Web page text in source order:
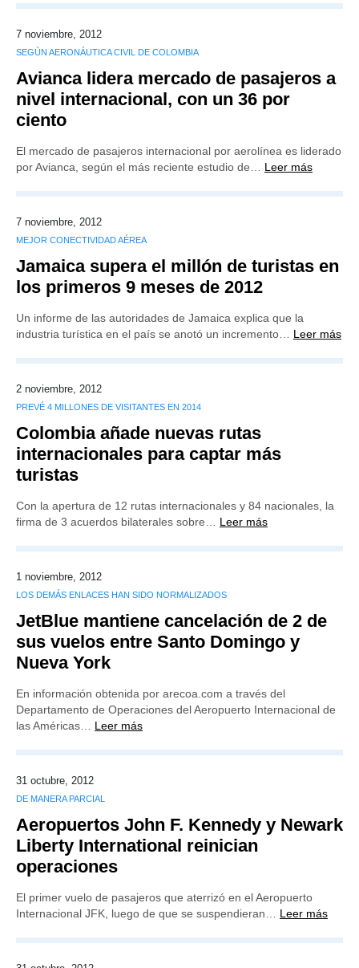
7 noviembre, 2012
SEGÚN AERONÁUTICA CIVIL DE COLOMBIA
Avianca lidera mercado de pasajeros a
nivel internacional, con un 36 por
ciento
El mercado de pasajeros internacional por aerolínea es liderado
por Avianca, según el más reciente estudio de… Leer más
7 noviembre, 2012
MEJOR CONECTIVIDAD AÉREA
Jamaica supera el millón de turistas en
los primeros 9 meses de 2012
Un informe de las autoridades de Jamaica explica que la
industria turística en el país se anotó un incremento… Leer más
2 noviembre, 2012
PREVÉ 4 MILLONES DE VISITANTES EN 2014
Colombia añade nuevas rutas
internacionales para captar más
turistas
Con la apertura de 12 rutas internacionales y 84 nacionales, la
firma de 3 acuerdos bilaterales sobre… Leer más
1 noviembre, 2012
LOS DEMÁS ENLACES HAN SIDO NORMALIZADOS
JetBlue mantiene cancelación de 2 de
sus vuelos entre Santo Domingo y
Nueva York
En información obtenida por arecoa.com a través del
Departamento de Operaciones del Aeropuerto Internacional de
las Américas… Leer más
31 octubre, 2012
DE MANERA PARCIAL
Aeropuertos John F. Kennedy y Newark
Liberty International reinician
operaciones
El primer vuelo de pasajeros que aterrizó en el Aeropuerto
Internacional JFK, luego de que se suspendieran… Leer más